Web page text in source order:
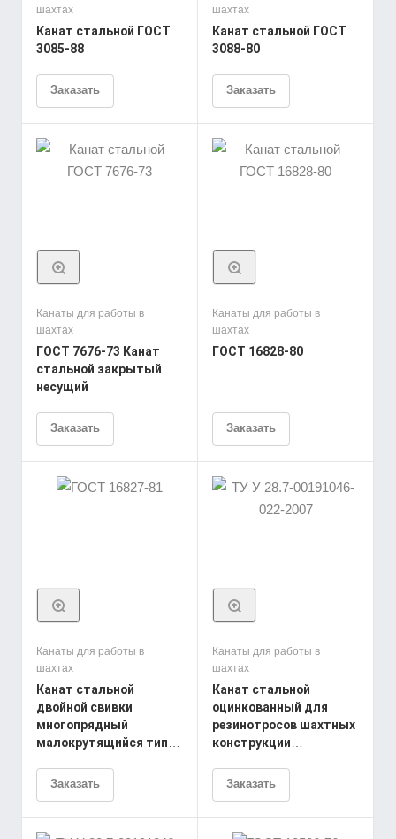
шахтах
Канат стальной ГОСТ
3085-88
Заказать
шахтах
Канат стальной ГОСТ
3088-80
Заказать
Канаты для работы в
шахтах
ГОСТ 7676-73 Канат
стальной закрытый
несущий
Заказать
Канаты для работы в
шахтах
ГОСТ 16828-80
Заказать
Канаты для работы в
шахтах
Канат стальной
двойной свивки
многопрядный
малокрутящийся типа
12х36(1+7+7/7+14)+6х36(1+7+7/7+14)+1о.с.
Заказать
Канаты для работы в
шахтах
Канат стальной
оцинкованный для
резинотросов шахтных
конструкции
ТУ У 28.7-00191046-
Заказать